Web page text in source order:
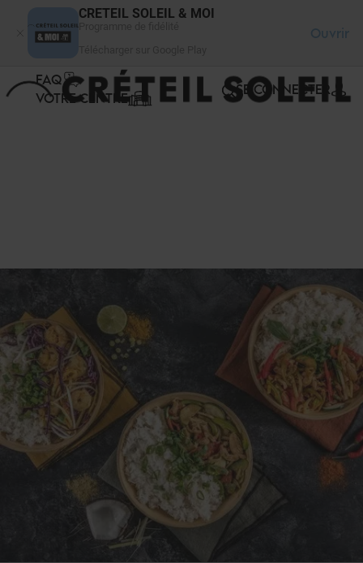
CRETEIL SOLEIL & MOI
Ouvrir
FAQ
VOTRE CENTRE
SE CONNECTER
Panneau de gestion des cookies